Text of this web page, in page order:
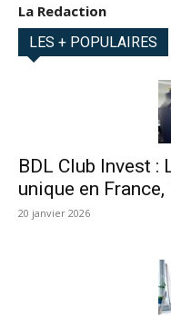
La Redaction
LES + POPULAIRES
BDL Club Invest
unique en France,
20 janvier 2026